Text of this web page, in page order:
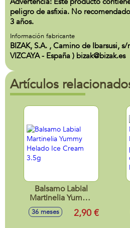
peligro de asfixia. No
3 años.
Información fabricante
BIZAK, S.A. , Camino de Ibarsusi,
VIZCAYA - España ) bizak@bizak.es
Artículos
Balsamo Labial
Martinelia Yummy
Helado Ice Cream
3.5g
36 meses 2,90 €